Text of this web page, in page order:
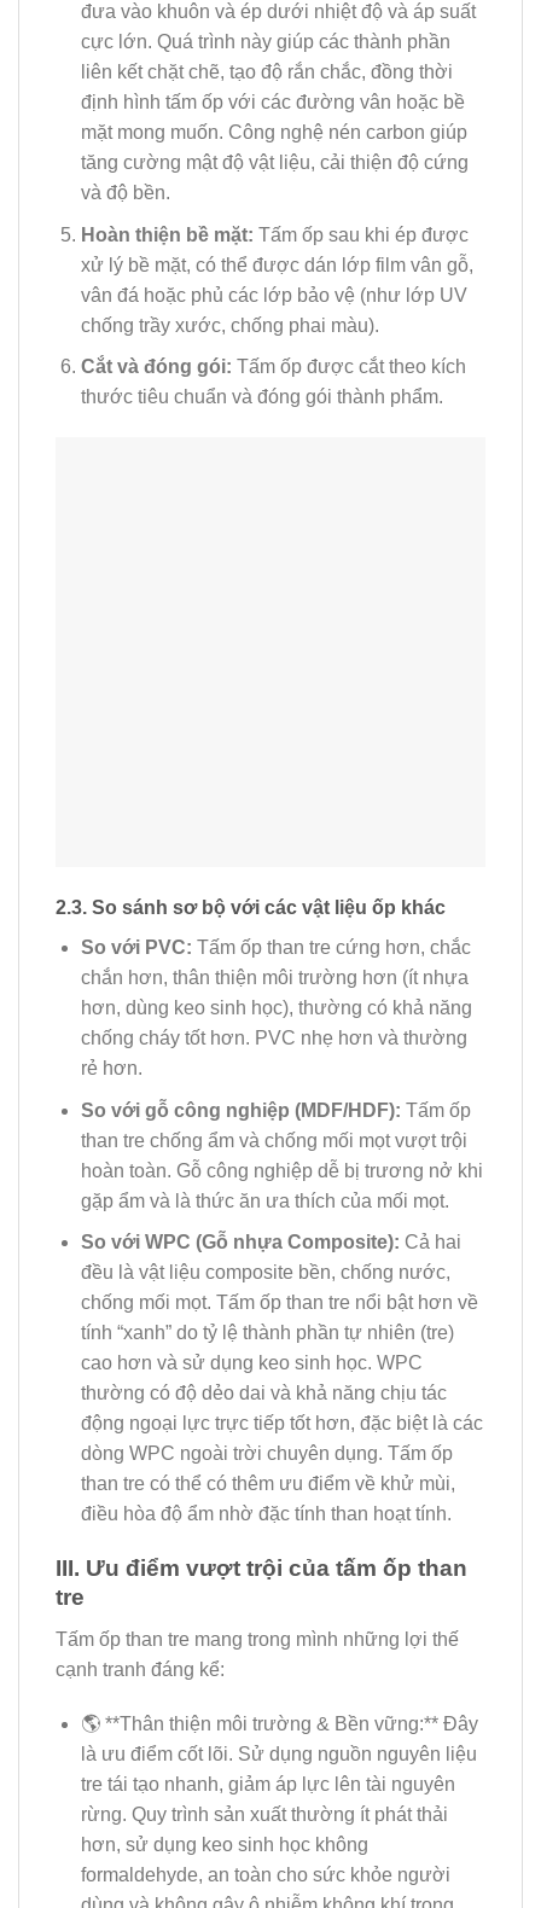
đưa vào khuôn và ép dưới nhiệt độ và áp suất
cực lớn. Quá trình này giúp các thành phần
liên kết chặt chẽ, tạo độ rắn chắc, đồng thời
định hình tấm ốp với các đường vân hoặc bề
mặt mong muốn. Công nghệ nén carbon giúp
tăng cường mật độ vật liệu, cải thiện độ cứng
và độ bền.
Hoàn thiện bề mặt: Tấm ốp sau khi ép được
xử lý bề mặt, có thể được dán lớp film vân gỗ,
vân đá hoặc phủ các lớp bảo vệ (như lớp UV
chống trầy xước, chống phai màu).
Cắt và đóng gói: Tấm ốp được cắt theo kích
thước tiêu chuẩn và đóng gói thành phẩm.
2.3. So sánh sơ bộ với các vật liệu ốp khác
So với PVC: Tấm ốp than tre cứng hơn, chắc
chắn hơn, thân thiện môi trường hơn (ít nhựa
hơn, dùng keo sinh học), thường có khả năng
chống cháy tốt hơn. PVC nhẹ hơn và thường
rẻ hơn.
So với gỗ công nghiệp (MDF/HDF): Tấm ốp
than tre chống ẩm và chống mối mọt vượt trội
hoàn toàn. Gỗ công nghiệp dễ bị trương nở khi
gặp ẩm và là thức ăn ưa thích của mối mọt.
So với WPC (Gỗ nhựa Composite): Cả hai
đều là vật liệu composite bền, chống nước,
chống mối mọt. Tấm ốp than tre nổi bật hơn về
tính “xanh” do tỷ lệ thành phần tự nhiên (tre)
cao hơn và sử dụng keo sinh học. WPC
thường có độ dẻo dai và khả năng chịu tác
động ngoại lực trực tiếp tốt hơn, đặc biệt là các
dòng WPC ngoài trời chuyên dụng. Tấm ốp
than tre có thể có thêm ưu điểm về khử mùi,
điều hòa độ ẩm nhờ đặc tính than hoạt tính.
III. Ưu điểm vượt trội của tấm ốp than
tre
Tấm ốp than tre mang trong mình những lợi thế
cạnh tranh đáng kể:
🌎 **Thân thiện môi trường & Bền vững:** Đây
là ưu điểm cốt lõi. Sử dụng nguồn nguyên liệu
tre tái tạo nhanh, giảm áp lực lên tài nguyên
rừng. Quy trình sản xuất thường ít phát thải
hơn, sử dụng keo sinh học không
formaldehyde, an toàn cho sức khỏe người